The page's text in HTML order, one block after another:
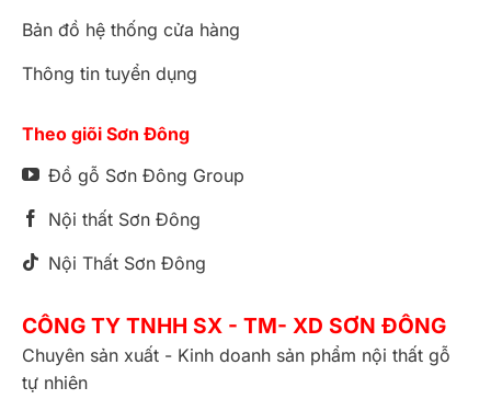
Bản đồ hệ thống cửa hàng
Thông tin tuyển dụng
Theo giõi Sơn Đông
Đồ gỗ Sơn Đông Group
Nội thất Sơn Đông
Nội Thất Sơn Đông
CÔNG TY TNHH SX - TM- XD SƠN ĐÔNG
Chuyên sản xuất - Kinh doanh sản phẩm nội thất gỗ
tự nhiên